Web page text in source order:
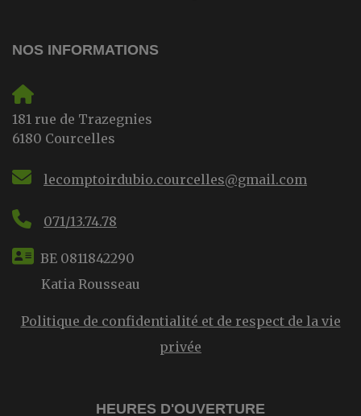
NOS INFORMATIONS
181 rue de Trazegnies
6180 Courcelles
lecomptoirdubio.courcelles@gmail.com
071/13.74.78
BE 0811842290
Katia Rousseau
Politique de confidentialité et de respect de la vie
privée
HEURES D'OUVERTURE